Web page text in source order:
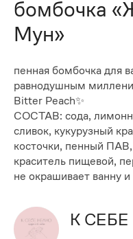
бомбочка
Мун»
пенная бомбочка для
равнодушным
Bitter Peach✨
СОСТАВ: сода,
сливок, кукурузный
косточки, пенный
краситель пищевой,
не окрашивает ванну
К